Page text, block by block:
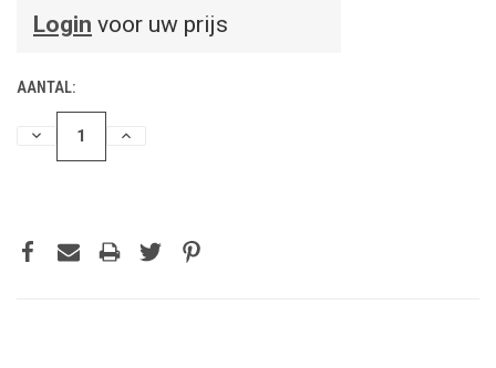
Login voor uw prijs
AANTAL:
HOEVEELHEIDHOEVEELHEID